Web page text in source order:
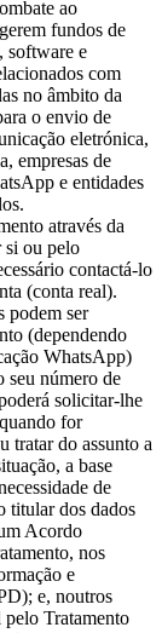
ao
fundos de
software e
com
no âmbito da
o envio de
eletrónica,
empresas de
e entidades
através da
si ou pelo
contactá-lo
(conta real).
podem ser
(dependendo
WhatsApp)
seu número de
solicitar-lhe
for
tratar do assunto a
a base
de
titular dos dados
Acordo
nos
e
e, noutros
pelo Tratamento